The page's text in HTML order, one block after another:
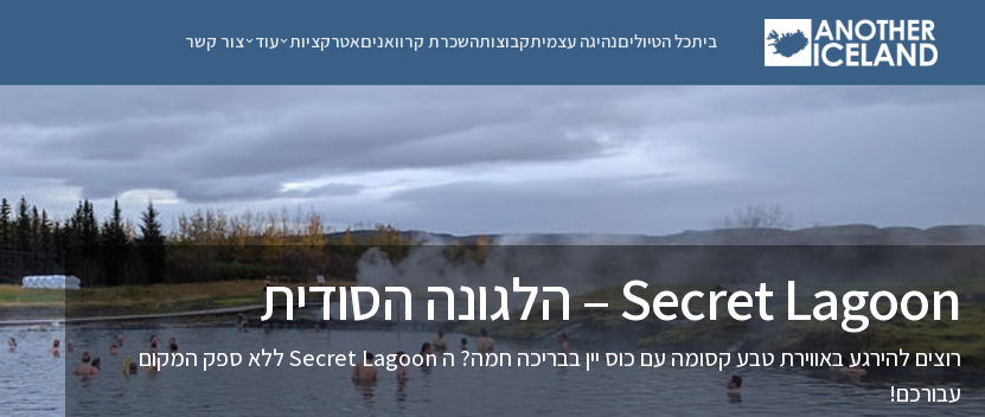
ביתכל הטיוליםנהיגה עצמיתקבוצותהשכרת קרוואניםאטרקציות עוד צור קשר
Secret Lagoon – הלגונה הסודית
רוצים להירגע באווירת טבע קסומה עם כוס יין בבריכה חמה? ה Secret Lagoon ללא ספק המקום
עבורכם!